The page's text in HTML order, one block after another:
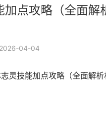
加点攻略（全面
04-04
灵技能加点攻略（全面解